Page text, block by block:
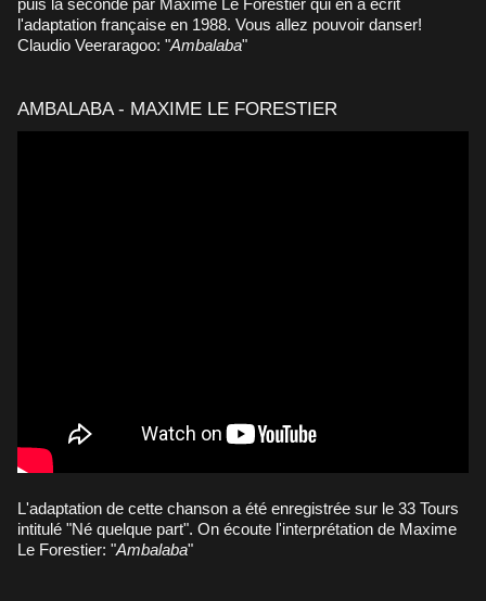
l'adaptation française en 1988. Vous allez pouvoir danser!
Claudio Veeraragoo: "Ambalaba"
AMBALABA - MAXIME LE FORESTIER
L'adaptation de cette chanson a été enregistrée sur le 33 Tours
intitulé "Né quelque part". On écoute l'interprétation de Maxime
Le Forestier: "Ambalaba"